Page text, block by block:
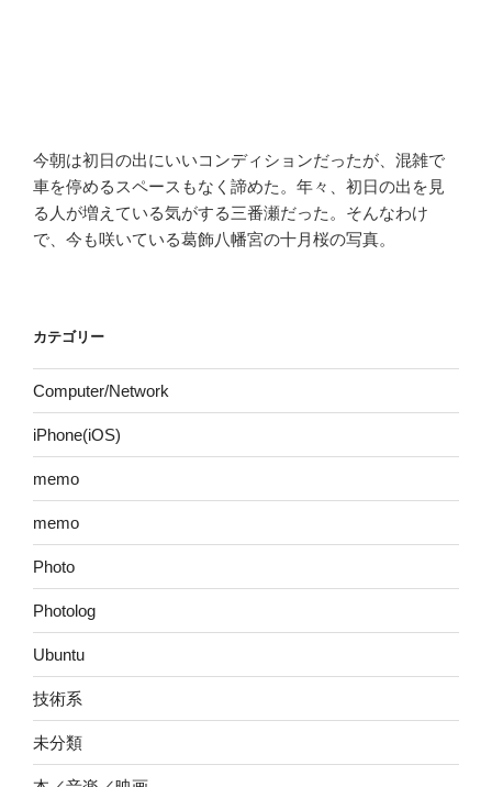
今朝は初日の出にいいコンディションだったが、混雑で
車を停めるスペースもなく諦めた。年々、初日の出を見
る人が増えている気がする三番瀬だった。そんなわけ
で、今も咲いている葛飾八幡宮の十月桜の写真。
カテゴリー
Computer/Network
iPhone(iOS)
memo
memo
Photo
Photolog
Ubuntu
技術系
未分類